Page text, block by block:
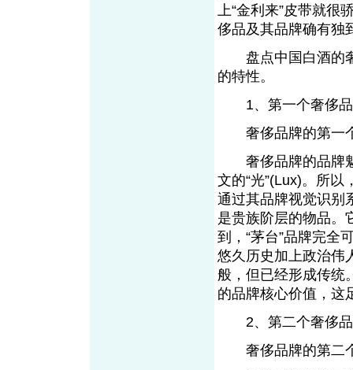
上“金利来”皮带就很
侈品及其品牌确有独
盘点中国白酒的奢
的特性。
1、第一个奢侈品
奢侈品牌的第一
奢侈品牌的品牌魅
文的“光”(Lux)。所
通过其品牌视觉识别
是贵族阶层的物品。
到，“茅台”品牌完全
悠久历史加上政治伟
般，但已经形成传统
的品牌核心价值，这
2、第二个奢侈品
奢侈品牌的第二个